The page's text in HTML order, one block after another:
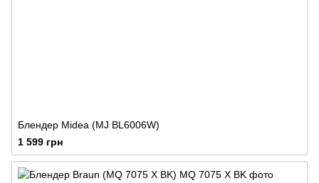
Блендер Midea (MJ BL6006W)
1 599 грн